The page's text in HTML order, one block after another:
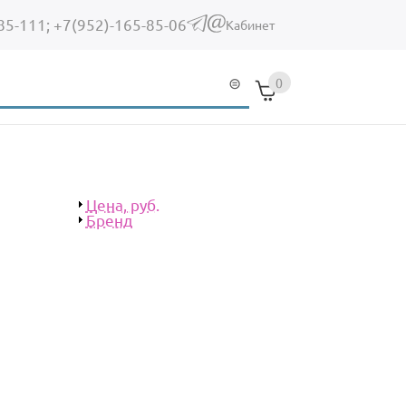
111; +7(952)-165-85-06 (link sends e-mail)
Кабинет
0
Показать
Цена, руб.
Показать
Бренд